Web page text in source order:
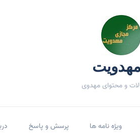
مهدویت
و محتوای مهدوی
ویژه نامه ها پرسش و پاسخ